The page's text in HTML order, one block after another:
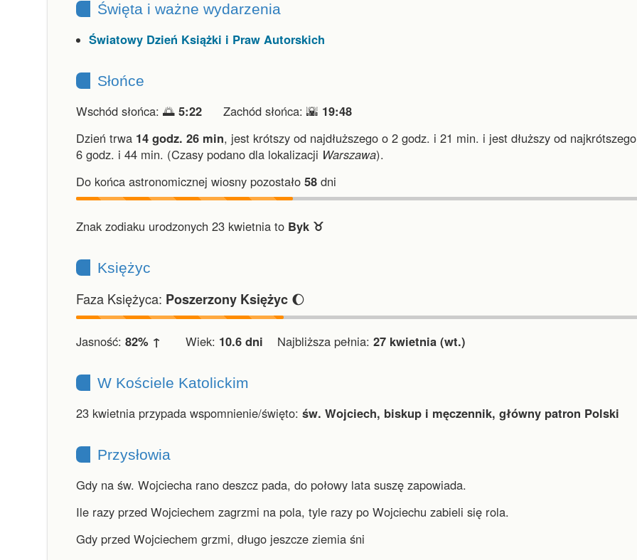
Święta i ważne wydarzenia
Światowy Dzień Książki i Praw Autorskich
Słońce
Wschód słońca: 🌅 5:22 Zachód słońca: 🌇 19:48
Dzień trwa 14 godz. 26 min, jest krótszy od najdłuższego o 2 godz. i 21 min. i jest dłuższy od
6 godz. i 44 min. (Czasy podano dla lokalizacji Warszawa).
Do końca astronomicznej wiosny pozostało 58 dni
Znak zodiaku urodzonych 23 kwietnia to Byk ♉︎
Księżyc
Faza Księżyca: Poszerzony Księżyc 🌔
Jasność: 82% ↑ Wiek: 10.6 dni Najbliższa pełnia: 27 kwietnia (wt.)
W Kościele Katolickim
23 kwietnia przypada wspomnienie/święto: św. Wojciech, biskup i męczennik, główny patron Polski
Przysłowia
Gdy na św. Wojciecha rano deszcz pada, do połowy lata suszę zapowiada.
Ile razy przed Wojciechem zagrzmi na pola, tyle razy po Wojciechu zabieli się rola.
Gdy przed Wojciechem grzmi, długo jeszcze ziemia śni